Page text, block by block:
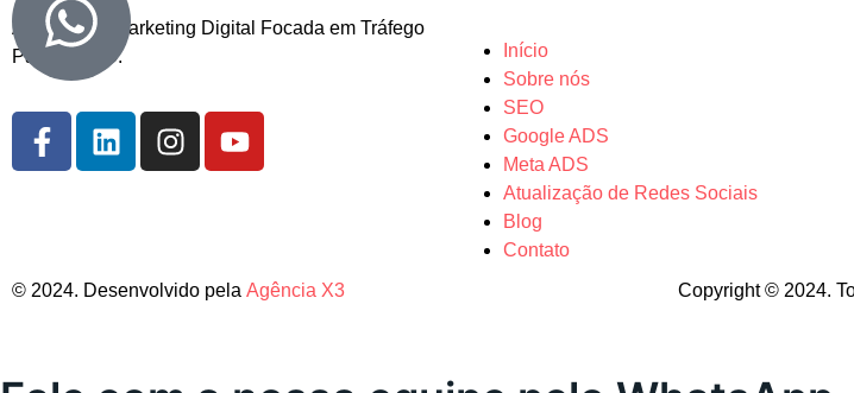
Agência de Marketing Digital Focada em Tráfego
Pago e SEO.
Início
Sobre nós
SEO
Google ADS
Meta ADS
Atualização de Redes Sociais
Blog
Contato
© 2024. Desenvolvido pela Agência X3 Copyright © 2024.